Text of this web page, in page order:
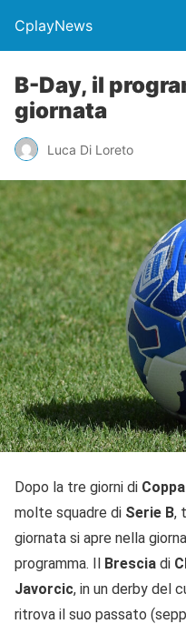
CplayNews
B-Day, il
giornata
Luca Di Loreto
Dopo la tre giorni di
molte squadre di Serie B,
giornata si apre nella
programma. Il Brescia di
Javorcic, in un derby del
ritrova il suo passato